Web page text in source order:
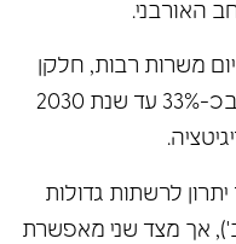
האורבני.
משרות רבות, חלקן
בשכר נמוך, עשויים לפחות בכ-33% עד שנת 2030
לרשתות גדולות
אך מצד שני מאפשרת